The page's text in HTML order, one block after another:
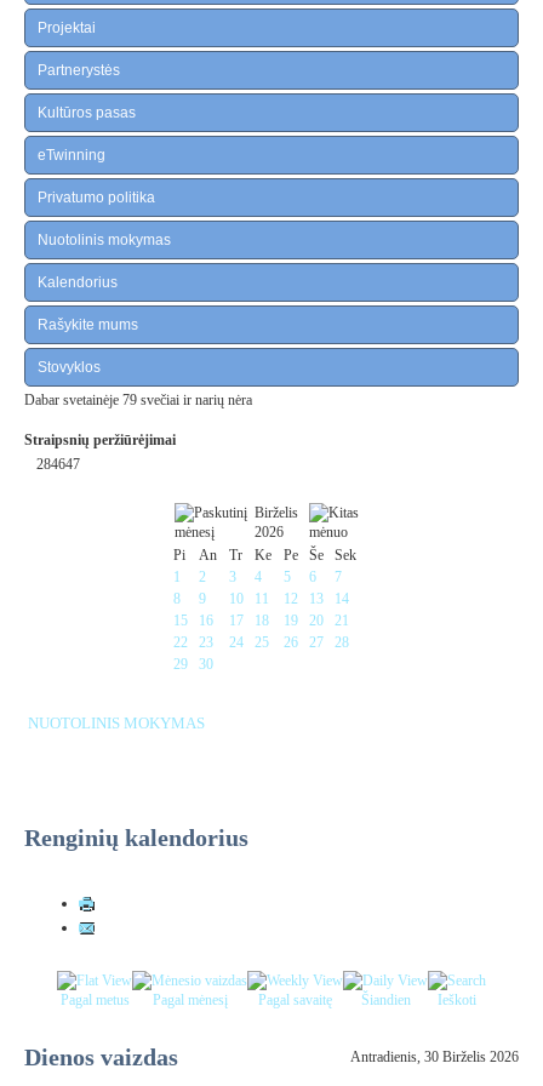
Projektai
Partnerystės
Kultūros pasas
eTwinning
Privatumo politika
Nuotolinis mokymas
Kalendorius
Rašykite mums
Stovyklos
Dabar svetainėje 79 svečiai ir narių nėra
Straipsnių peržiūrėjimai
284647
Birželis
2026
Pi
An Tr Ke Pe Še
Sek
1
2 3 4 5 6
7
8
9 10 11 12 13
14
15
16 17 18 19 20
21
22
23 24 25 26 27
28
29
30
NUOTOLINIS MOKYMAS
Renginių kalendorius
Pagal metus Pagal mėnesį Pagal savaitę Šiandien Ieškoti
Dienos vaizdas Antradienis, 30 Birželis 2026